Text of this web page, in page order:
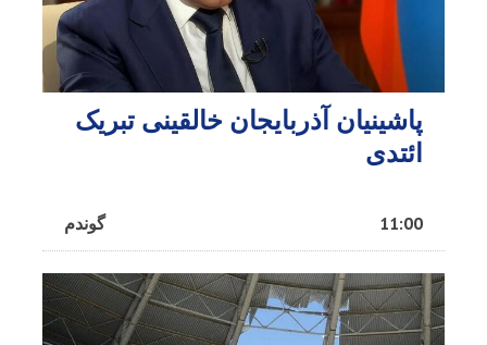
پاشینیان آذربایجان خالقینی تبریک
ائتدی
گوندم 11:00